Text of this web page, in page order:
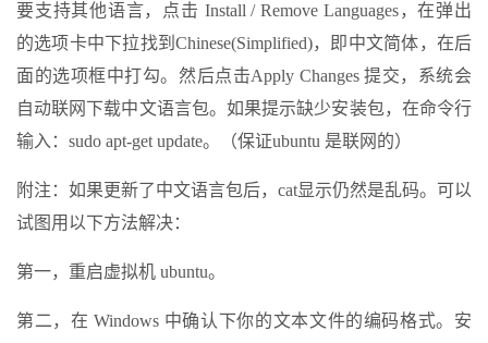
要支持其他语言，点击 Install / Remove Languages，在弹出
的选项卡中下拉找到Chinese(Simplified)，即中文简体，在后
面的选项框中打勾。然后点击Apply Changes 提交，系统会
自动联网下载中文语言包。如果提示缺少安装包，在命令行
输入：sudo apt-get update。（保证ubuntu 是联网的）
附注：如果更新了中文语言包后，cat显示仍然是乱码。可以
试图用以下方法解决：
第一，重启虚拟机 ubuntu。
第二，在 Windows 中确认下你的文本文件的编码格式。安